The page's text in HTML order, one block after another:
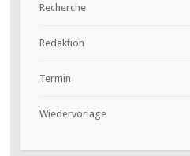
Recherche
Redaktion
Termin
Wiedervorlage